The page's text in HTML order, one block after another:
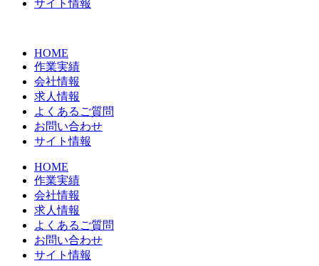
サイト情報
HOME
作業実績
会社情報
求人情報
よくあるご質問
お問い合わせ
サイト情報
HOME
作業実績
会社情報
求人情報
よくあるご質問
お問い合わせ
サイト情報